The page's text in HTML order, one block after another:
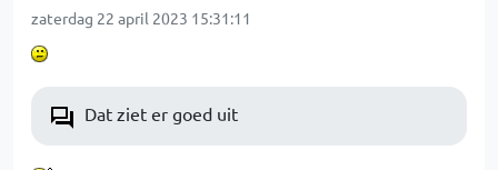
zaterdag 22 april 2023 15:31:11
Dat ziet er goed uit